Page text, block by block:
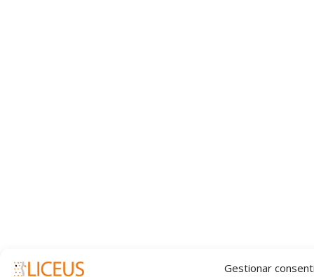
Gestionar